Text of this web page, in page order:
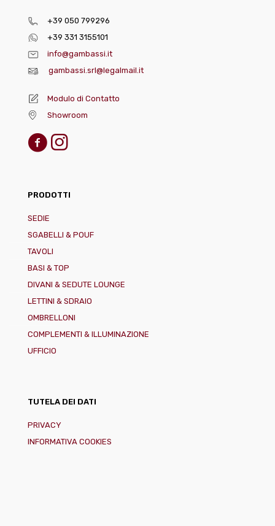
+39 050 799296
+39 331 3155101
info@gambassi.it
gambassi.srl@legalmail.it
Modulo di Contatto
Showroom
PRODOTTI
SEDIE
SGABELLI & POUF
TAVOLI
BASI & TOP
DIVANI & SEDUTE LOUNGE
LETTINI & SDRAIO
OMBRELLONI
COMPLEMENTI & ILLUMINAZIONE
UFFICIO
TUTELA DEI DATI
PRIVACY
INFORMATIVA COOKIES